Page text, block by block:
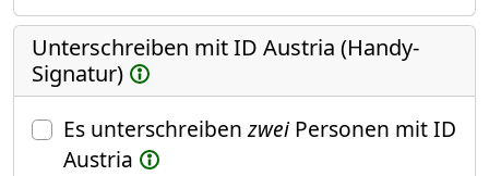
Unterschreiben mit ID Austria (Handy-
Signatur)
Es unterschreibenzweiPersonen mit ID
Austria